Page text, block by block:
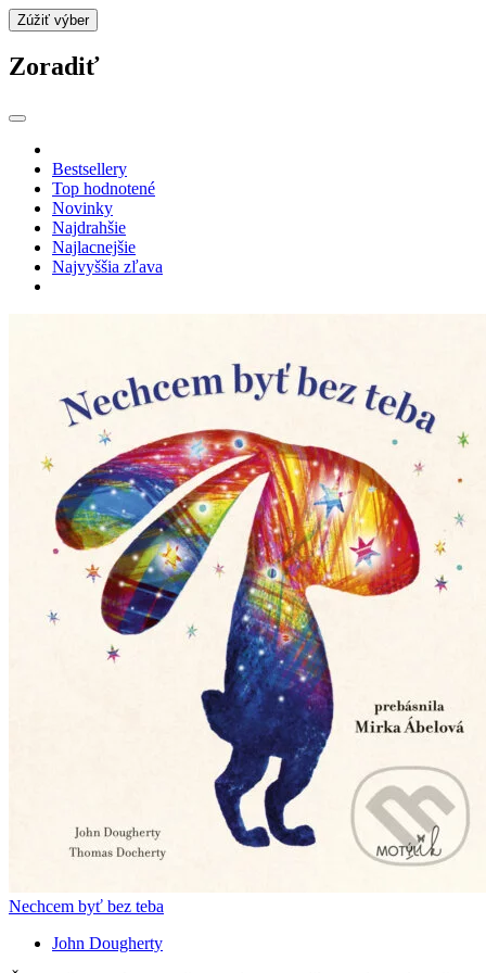
Zúžiť výber
Zoradiť
Bestsellery
Top hodnotené
Novinky
Najdrahšie
Najlacnejšie
Najvyššia zľava
Nechcem byť bez teba
John Dougherty